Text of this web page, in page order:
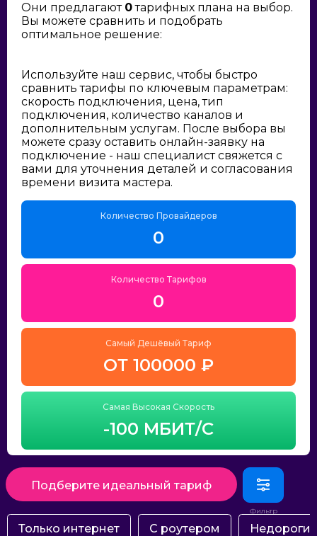
Они предлагают 0тарифных плана на выбор.
Вы можете сравнить и подобрать
оптимальное решение:
Используйте наш сервис, чтобы быстро
сравнить тарифы по ключевым параметрам:
скорость подключения, цена, тип
подключения, количество каналов и
дополнительным услугам. После выбора вы
можете сразу оставить онлайн-заявку на
подключение - наш специалист свяжется с
вами для уточнения деталей и согласования
времени визита мастера.
Количество Провайдеров
0
Количество Тарифов
0
Самый Дешёвый Тариф
ОТ 100000 ₽
Самая Высокая Скорость
-100 МБИТ/С
Подберите идеальный тариф
Только интернет С роутером Недорогие